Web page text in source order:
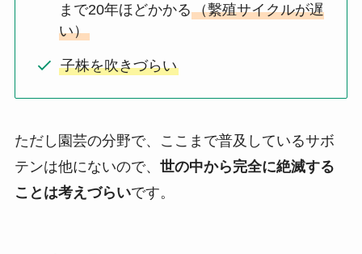
まで20年ほどかかる（繫殖サイクルが遅
い）
子株を吹きづらい
ただし園芸の分野で、ここまで普及しているサボ
テンは他にないので、 世の中から完全に絶滅する
ことは考えづらいです。